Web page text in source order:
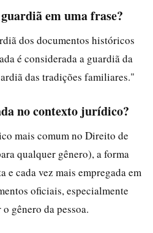
em uma frase?
dos documentos históricos
é considerada a guardiã da
das tradições familiares."
no contexto jurídico?
mais comum no Direito de
qualquer gênero), a forma
cada vez mais empregada em
oficiais, especialmente
gênero da pessoa.